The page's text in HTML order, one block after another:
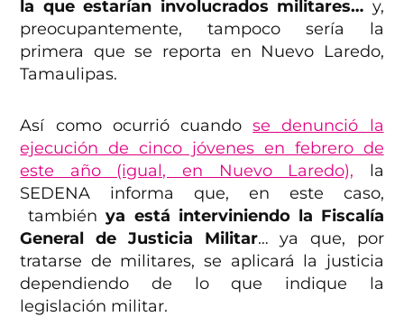
la que estarían involucrados militares… y,
preocupantemente, tampoco sería la
primera que se reporta en Nuevo Laredo,
Tamaulipas.
Así como ocurrió cuandose denunció la
ejecución de cinco jóvenes en febrero de
este año (igual, en Nuevo Laredo), la
SEDENA informa que, en este caso,
tambiénya está interviniendo la Fiscalía
General de Justicia Militar… ya que, por
tratarse de militares, se aplicará la justicia
dependiendo de lo que indique la
legislación militar.